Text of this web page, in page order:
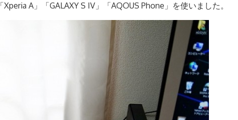
A」「GALAXY S IV」「AQOUS Phone」を使いました。